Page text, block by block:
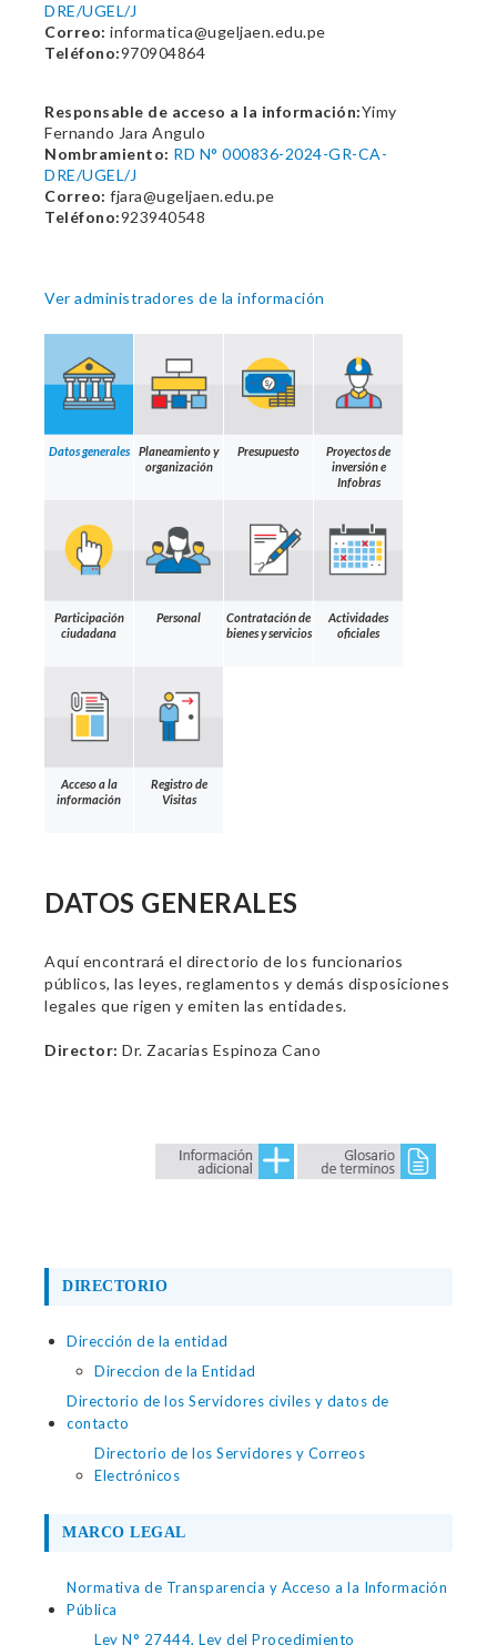
DRE/UGEL/J
Correo: informatica@ugeljaen.edu.pe
Teléfono:970904864
Responsable de acceso a la información:Yimy
Fernando Jara Angulo
Nombramiento: RD N° 000836-2024-GR-CA-
DRE/UGEL/J
Correo: fjara@ugeljaen.edu.pe
Teléfono:923940548
Ver administradores de la información
Datos generales
Planeamiento y
organización
Presupuesto
Proyectos de
inversión e
Infobras
Participación
ciudadana
Personal
Contratación de
bienes y servicios
Actividades
oficiales
Acceso a la
información
Registro de
Visitas
DATOS GENERALES
Aquí encontrará el directorio de los funcionarios
públicos, las leyes, reglamentos y demás disposiciones
legales que rigen y emiten las entidades.
Director: Dr. Zacarias Espinoza Cano
DIRECTORIO
Dirección de la entidad
Direccion de la Entidad
Directorio de los Servidores civiles y datos de
contacto
Directorio de los Servidores y Correos
Electrónicos
MARCO LEGAL
Normativa de Transparencia y Acceso a la Información
Pública
Ley N° 27444, Ley del Procedimiento